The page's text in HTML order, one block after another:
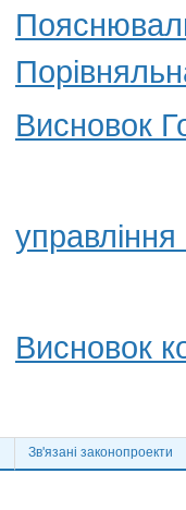
Висновок
Висновок
Зв'язані законопроекти